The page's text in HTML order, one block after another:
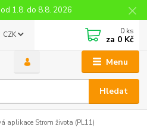
1.8. do 8.8. 2026
Menu
CZK
Hledat
0 ks
za 0 Kč
aplikace Strom života (PL11)